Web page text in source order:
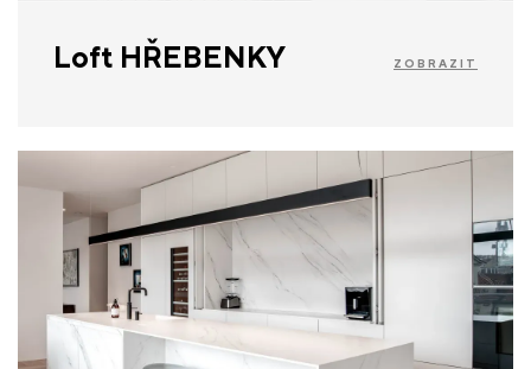
Loft HŘEBENKY ZOBRAZIT